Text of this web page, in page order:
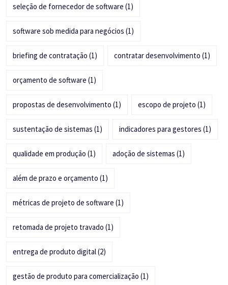
seleção de fornecedor de software (1)
software sob medida para negócios (1)
briefing de contratação (1) contratar desenvolvimento (1)
orçamento de software (1)
propostas de desenvolvimento (1) escopo de projeto (1)
sustentação de sistemas (1) indicadores para gestores (1)
qualidade em produção (1) adoção de sistemas (1)
além de prazo e orçamento (1)
métricas de projeto de software (1)
retomada de projeto travado (1)
entrega de produto digital(2)
gestão de produto para comercialização (1)